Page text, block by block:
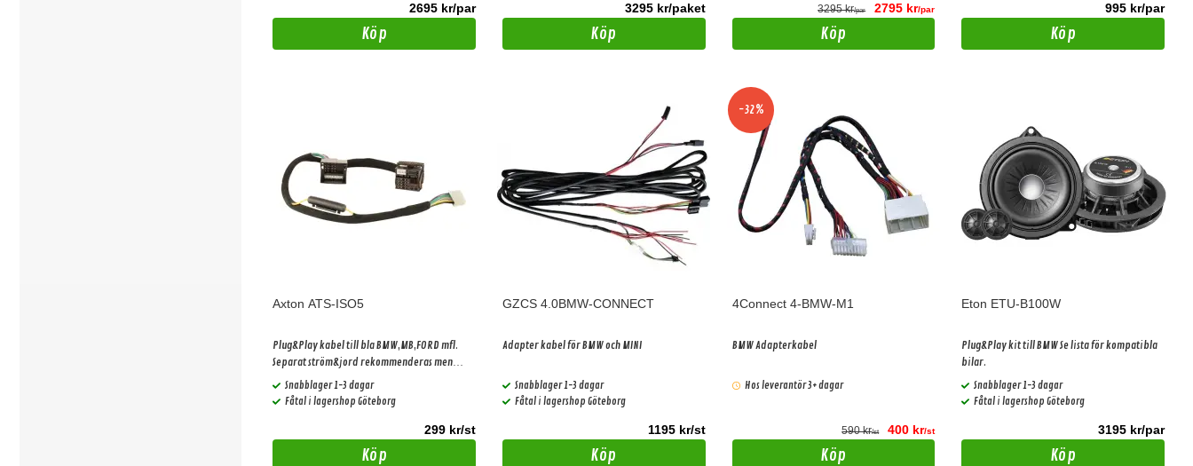
2695 kr/par
Köp
3295 kr/paket
Köp
3295 kr/par 2795 kr/par
Köp
995 kr/par
Köp
Axton ATS-ISO5
Plug&Play kabel till bla BMW,MB,FORD mfl.
Separat ström&jord rekommenderas men
krävs ej. (ger ca 25w mer effekt) Gäller bilar
med basic ljudpaket!
Snabblager 1-3 dagar
Fåtal i lagershop Göteborg
299 kr/st
Köp
GZCS 4.0BMW-CONNECT
Adapter kabel för BMW och MINI
Snabblager 1-3 dagar
Fåtal i lagershop Göteborg
1195 kr/st
Köp
-32%
4Connect 4-BMW-M1
BMW Adapterkabel
Hos leverantör 3+ dagar
590 kr/st 400 kr/st
Köp
Eton ETU-B100W
Plug&Play kit till BMW Se lista för kompatibla
bilar.
Snabblager 1-3 dagar
Fåtal i lagershop Göteborg
3195 kr/par
Köp